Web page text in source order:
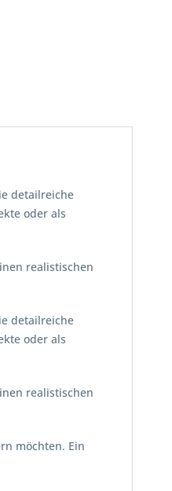
detailreiche
oder als
realistischen
detailreiche
oder als
realistischen
möchten. Ein